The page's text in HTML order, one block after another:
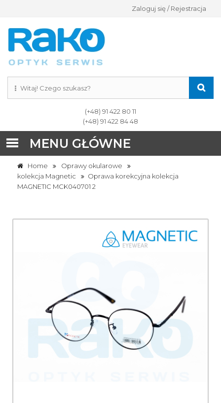
Zaloguj się / Rejestracja
(+48) 91 422 80 11
(+48) 91 422 84 48
MENU GŁÓWNE
Home
Oprawy okularowe
kolekcja Magnetic
Oprawa korekcyjna kolekcja
MAGNETIC MCK040701 2